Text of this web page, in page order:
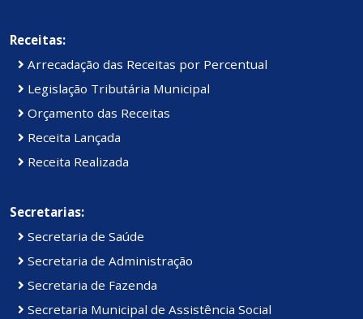
Receitas:
Arrecadação das Receitas por Percentual
Legislação Tributária Municipal
Orçamento das Receitas
Receita Lançada
Receita Realizada
Secretarias:
Secretaria de Saúde
Secretaria de Administração
Secretaria de Fazenda
Secretaria Municipal de Assistência Social